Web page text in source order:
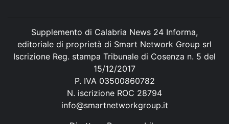
Supplemento di Calabria News 24 Informa,
editoriale di proprietà di Smart Network Group srl
Iscrizione Reg. stampa Tribunale di Cosenza n. 5 del
15/12/2017
P. IVA 03500860782
N. iscrizione ROC 28794
info@smartnetworkgroup.it